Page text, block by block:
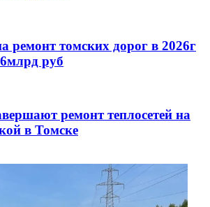
ремонт томских дорог в 2026г
руб
ремонт теплосетей на
в Томске